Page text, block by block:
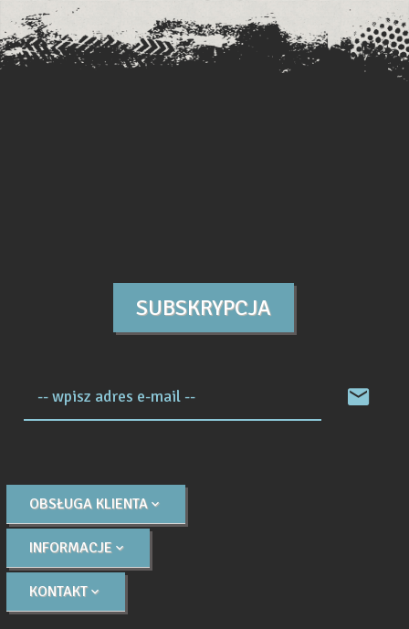
SUBSKRYPCJA
-- wpisz adres e-mail --
OBSŁUGA KLIENTA
INFORMACJE
KONTAKT